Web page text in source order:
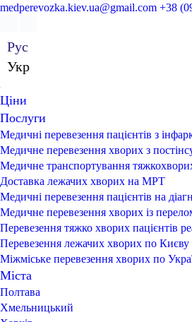
medperevozka.kiev.ua@gmail.com +38
Рус
Укр
Ціни
Послуги
Медичні перевезення пацієнтів з
Медичне перевезення хворих з
Медичне транспортування
Доставка лежачих хворих на МРТ
Медичні перевезення пацієнтів на
Медичне перевезення хворих із
Перевезення тяжко хворих пацієнтів
Перевезення лежачих хворих по Києву
Міжміське перевезення хворих по
Міста
Полтава
Хмельницький